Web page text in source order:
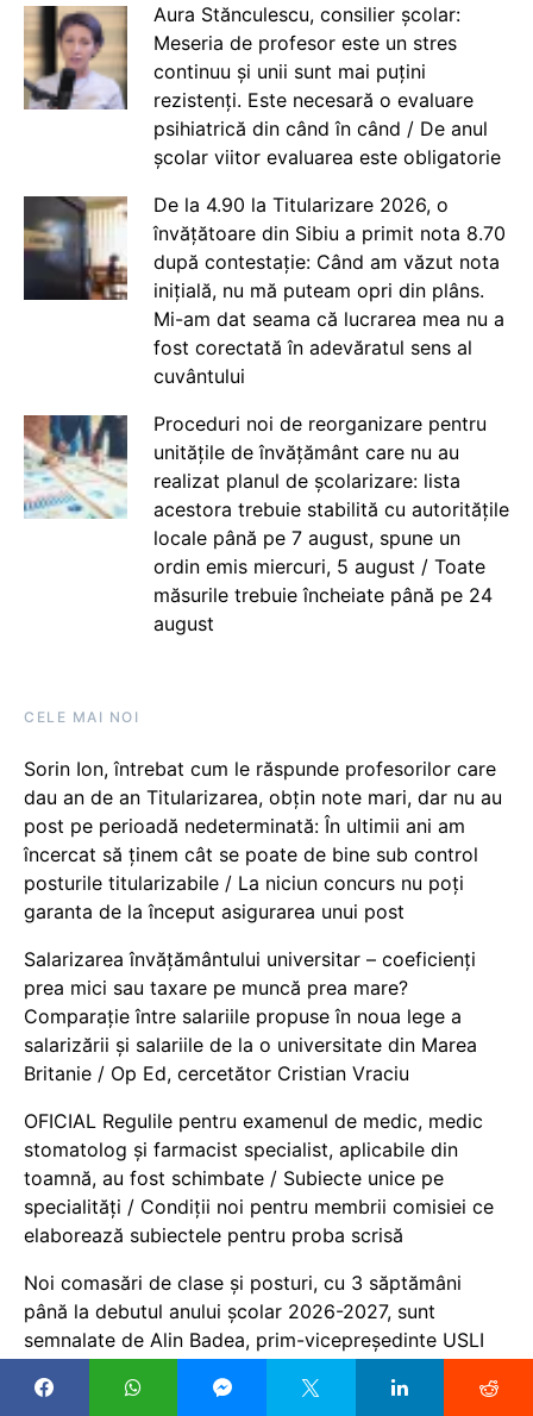
Aura Stănculescu, consilier școlar:
Meseria de profesor este un stres
continuu și unii sunt mai puțini
rezistenți. Este necesară o evaluare
psihiatrică din când în când / De anul
școlar viitor evaluarea este obligatorie
De la 4.90 la Titularizare 2026, o
învățătoare din Sibiu a primit nota 8.70
după contestație: Când am văzut nota
inițială, nu mă puteam opri din plâns.
Mi-am dat seama că lucrarea mea nu a
fost corectată în adevăratul sens al
cuvântului
Proceduri noi de reorganizare pentru
unitățile de învățământ care nu au
realizat planul de școlarizare: lista
acestora trebuie stabilită cu autoritățile
locale până pe 7 august, spune un
ordin emis miercuri, 5 august / Toate
măsurile trebuie încheiate până pe 24
august
CELE MAI NOI
Sorin Ion, întrebat cum le răspunde profesorilor care
dau an de an Titularizarea, obțin note mari, dar nu au
post pe perioadă nedeterminată: În ultimii ani am
încercat să ținem cât se poate de bine sub control
posturile titularizabile / La niciun concurs nu poți
garanta de la început asigurarea unui post
Salarizarea învățământului universitar – coeficienți
prea mici sau taxare pe muncă prea mare?
Comparație între salariile propuse în noua lege a
salarizării și salariile de la o universitate din Marea
Britanie / Op Ed, cercetător Cristian Vraciu
OFICIAL Regulile pentru examenul de medic, medic
stomatolog și farmacist specialist, aplicabile din
toamnă, au fost schimbate / Subiecte unice pe
specialități / Condiții noi pentru membrii comisiei ce
elaborează subiectele pentru proba scrisă
Noi comasări de clase și posturi, cu 3 săptămâni
până la debutul anului școlar 2026-2027, sunt
semnalate de Alin Badea, prim-vicepreședinte USLI
directorii disperați că oamenii rămân fără posturi. Ce